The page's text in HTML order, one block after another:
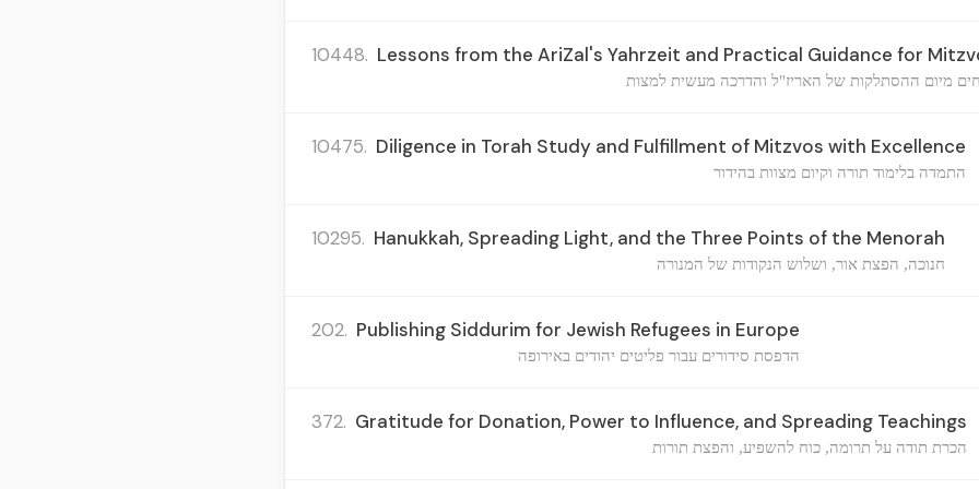
10448. Lessons from the AriZal's Yahrzeit and Practical Guidance for
מיום ההסתלקות של האריז"ל והדרכה מעשית למצות
10475. Diligence in Torah Study and Fulfillment of Mitzvos with Excellence
התמדה בלימוד תורה וקיום מצוות בהידור
10295. Hanukkah, Spreading Light, and the Three Points of the Menorah
חנוכה, הפצת אור, ושלוש הנקודות של המנורה
202. Publishing Siddurim for Jewish Refugees in Europe
הדפסת סידורים עבור פליטים יהודים באירופה
372. Gratitude for Donation, Power to Influence, and Spreading Teachings
הכרת תודה על תרומה, כוח להשפיע, והפצת תורות